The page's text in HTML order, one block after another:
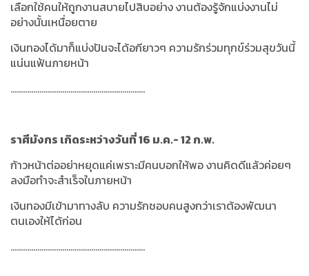
เลือกใช้คนให้ถูกงานสบายไปสิบอย่าง งานต้องรู้จักแบ่งงานไม่
อย่างนั้นเหนื่อยตาย
เงินทองได้มาก็แบ่งปันจะได้อกียาวๆ ความรักร่วมทุกข์ร่วมสุขวันนี้
แน่นแฟ้นภายหน้า
.................................................................
ราศีมังกร เกิดระหว่างวันที่ 16 ม.ค.- 12 ก.พ.
ก้าวหน้าต่ออย่าหยุดแค่เพราะมีคนบอกให้พอ งานคิดดีแล้วค่อยๆ
ลงมือทำจะสำเร็จในภายหน้า
เงินทองมีเข้ามาทางลับ ความรักชอบคนสูงกว่าเราต้องพัฒนา
ตนเองให้ได้ก่อน
.................................................................